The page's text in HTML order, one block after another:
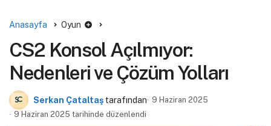
Anasayfa Oyun
CS2 Konsol Açılmıyor:
Nedenleri ve Çözüm Yolları
Serkan Çataltaş tarafından
9 Haziran 2025
9 Haziran 2025 tarihinde düzenlendi